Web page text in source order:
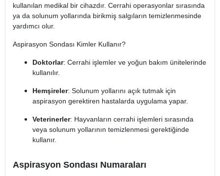
kullanılan medikal bir cihazdır. Cerrahi operasyonlar sırasında
ya da solunum yollarında birikmiş salgıların temizlenmesinde
yardımcı olur.
Aspirasyon Sondası Kimler Kullanır?
Doktorlar: Cerrahi işlemler ve yoğun bakım ünitelerinde
kullanılır.
Hemşireler: Solunum yollarını açık tutmak için
aspirasyon gerektiren hastalarda uygulama yapar.
Veterinerler: Hayvanların cerrahi işlemleri sırasında
veya solunum yollarının temizlenmesi gerektiğinde
kullanır.
Aspirasyon Sondası Numaraları